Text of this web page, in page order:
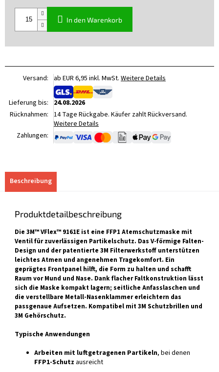
In den Warenkorb
Versand: ab EUR 6,95 inkl. MwSt. Weitere Details
Lieferung bis:
24.08.2026
Rücknahmen: 14 Tage Rückgabe. Käufer zahlt Rückversand.
Weitere Details
Zahlungen:
Beschreibung
Produktdetailbeschreibung
Die 3M™ VFlex™ 9161E ist eine FFP1 Atemschutzmaske mit
Ventil für zuverlässigen Partikelschutz. Das V-förmige Falten-
Design und der patentierte 3M Filterwerkstoff unterstützen
leichtes Atmen und angenehmen Tragekomfort. Ein
geprägtes Frontpanel hilft, die Form zu halten und schafft
Raum vor Mund und Nase. Dank flacher Faltkonstruktion lässt
sich die Maske kompakt lagern; seitliche Anfasslaschen und
die verstellbare Metall-Nasenklammer erleichtern das
passgenaue Aufsetzen. Kompatibel mit 3M Schutzbrillen und
3M Gehörschutz.
Typische Anwendungen
Arbeiten mit luftgetragenen Partikeln, bei denen
FFP1-Schutz ausreicht